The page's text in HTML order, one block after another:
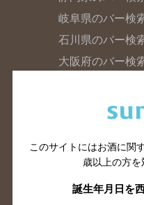
岐阜県のバー検
石川県のバー検
大阪府のバー検
滋賀県のバー検索
山口県のバー検
島根県のバー検
香川県のバー検
このサイトにはお酒に関
歳以上の方を
誕生年月日を